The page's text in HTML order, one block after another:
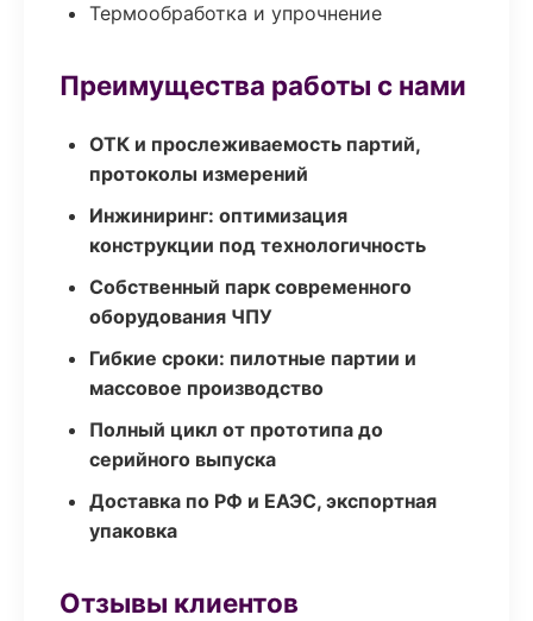
Термообработка и упрочнение
Преимущества работы с нами
ОТК и прослеживаемость партий,
протоколы измерений
Инжиниринг: оптимизация
конструкции под технологичность
Собственный парк современного
оборудования ЧПУ
Гибкие сроки: пилотные партии и
массовое производство
Полный цикл от прототипа до
серийного выпуска
Доставка по РФ и ЕАЭС, экспортная
упаковка
Отзывы клиентов